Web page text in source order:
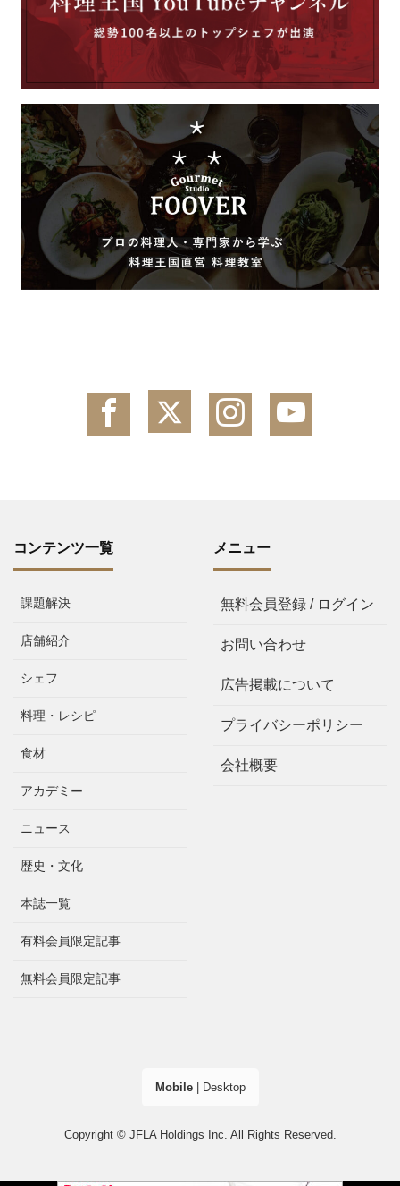
コンテンツ一覧
課題解決
店舗紹介
シェフ
料理・レシピ
食材
アカデミー
ニュース
歴史・文化
本誌一覧
有料会員限定記事
無料会員限定記事
メニュー
無料会員登録 / ログイン
お問い合わせ
広告掲載について
プライバシーポリシー
会社概要
Mobile| Desktop
Copyright © JFLA Holdings Inc. All Rights Reserved.